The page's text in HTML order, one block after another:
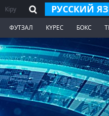
Кіру РУССКИЙ
ФУТЗАЛ КҮРЕС БОКС